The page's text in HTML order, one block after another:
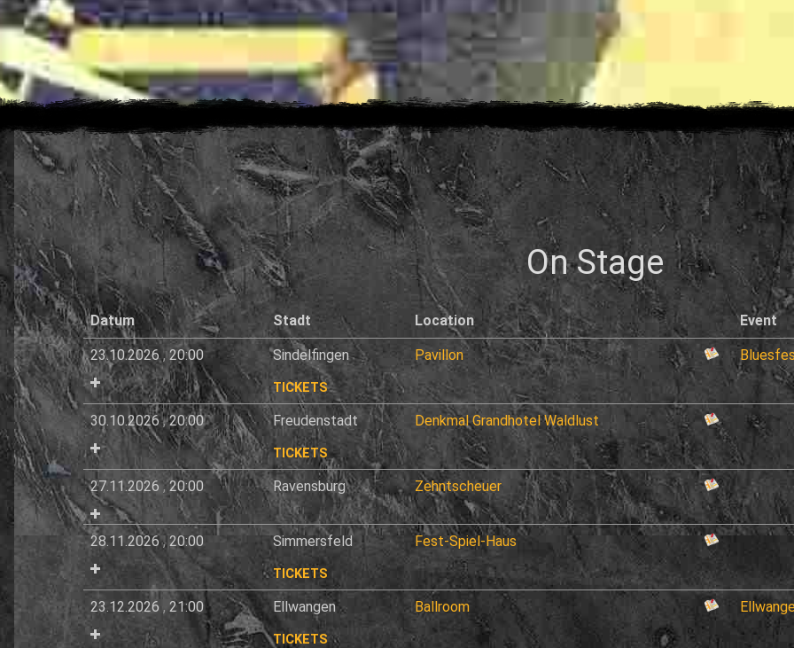
On Stage
Datum Stadt Location Event
23.10.2026, 20:00 Sindelfingen Pavillon
TICKETS
30.10.2026,20:00 Freudenstadt Denkmal Grandhotel Waldlust
TICKETS
27.11.2026,20:00 Ravensburg Zehntscheuer
28.11.2026,20:00 Simmersfeld Fest-Spiel-Haus
TICKETS
23.12.2026 ,21:00 Ellwangen Ballroom
TICKETS